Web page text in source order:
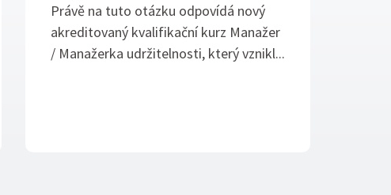
Právě na tuto otázku odpovídá nový
akreditovaný kvalifikační kurz Manažer
/ Manažerka udržitelnosti, který vznikl...